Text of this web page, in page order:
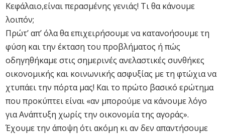
Κεφάλαιο,είναι περασμένης γενιάς! Τι θα κάνουμε
λοιπόν;
Πρώτ’ απ’ όλα θα επιχειρήσουμε να κατανοήσουμε τη
φύση και την έκταση του προβλήματος ή πώς
οδηγηθήκαμε στις σημερινές ανελαστικές συνθήκες
οικονομικής και κοινωνικής ασφυξίας με τη φτώχια να
χτυπάει την πόρτα μας! Και το πρώτο βασικό ερώτημα
που προκύπτει είναι «αν μπορούμε να κάνουμε λόγο
για Ανάπτυξη χωρίς την οικονομία της αγοράς».
Έχουμε την άποψη ότι ακόμη κι αν δεν απαντήσουμε